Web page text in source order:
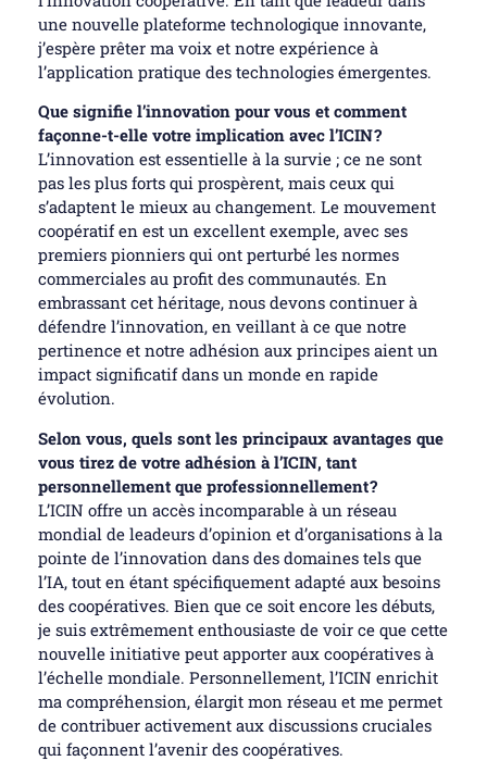
une nouvelle plateforme technologique innovante,
j’espère prêter ma voix et notre expérience à
l’application pratique des technologies émergentes.
Que signifie l’innovation pour vous et comment
façonne-t-elle votre implication avec l’ICIN ?
L’innovation est essentielle à la survie ; ce ne sont
pas les plus forts qui prospèrent, mais ceux qui
s’adaptent le mieux au changement. Le mouvement
coopératif en est un excellent exemple, avec ses
premiers pionniers qui ont perturbé les normes
commerciales au profit des communautés. En
embrassant cet héritage, nous devons continuer à
défendre l’innovation, en veillant à ce que notre
pertinence et notre adhésion aux principes aient un
impact significatif dans un monde en rapide
évolution.
Selon vous, quels sont les principaux avantages que
vous tirez de votre adhésion à l’ICIN, tant
personnellement que professionnellement ?
L’ICIN offre un accès incomparable à un réseau
mondial de leadeurs d’opinion et d’organisations à la
pointe de l’innovation dans des domaines tels que
l’IA, tout en étant spécifiquement adapté aux besoins
des coopératives. Bien que ce soit encore les débuts,
je suis extrêmement enthousiaste de voir ce que cette
nouvelle initiative peut apporter aux coopératives à
l’échelle mondiale. Personnellement, l’ICIN enrichit
ma compréhension, élargit mon réseau et me permet
de contribuer activement aux discussions cruciales
qui façonnent l’avenir des coopératives.